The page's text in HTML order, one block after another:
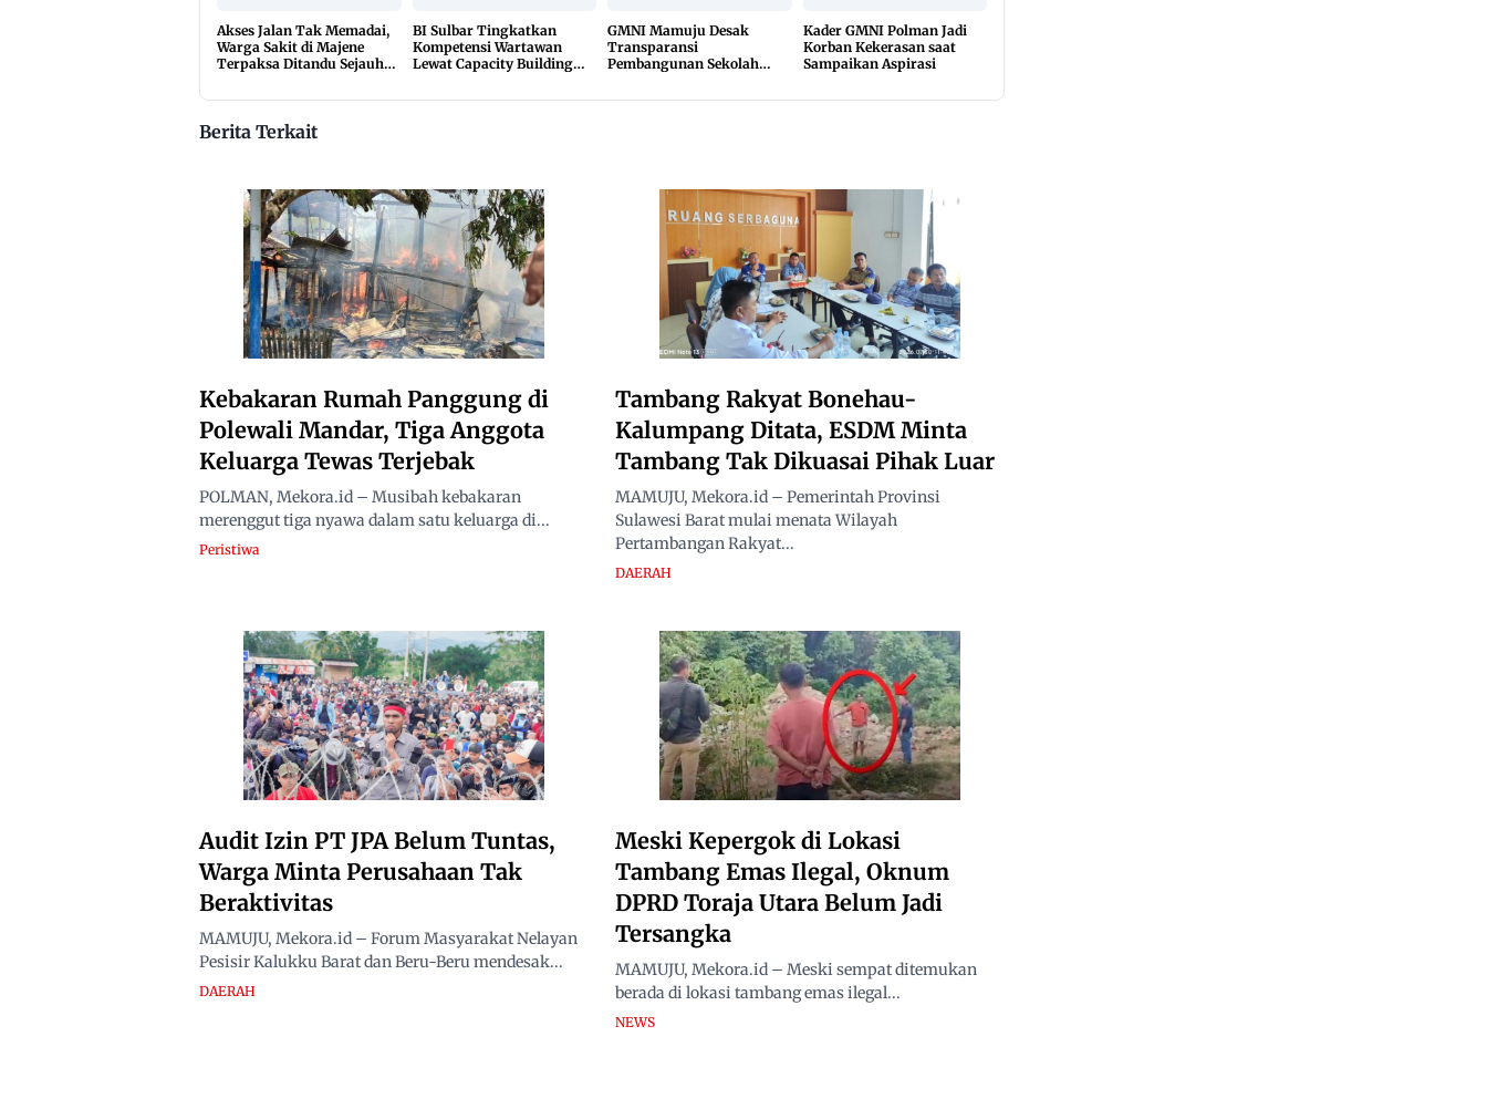
Akses Jalan Tak Memadai,
Warga Sakit di Majene
Terpaksa Ditandu Sejauh
BI Sulbar Tingkatkan
Kompetensi Wartawan
Lewat Capacity Building
GMNI Mamuju Desak
Transparansi
Pembangunan Sekolah
Material Dibuka
Kader GMNI Polman Jadi
Korban Kekerasan saat
Sampaikan Aspirasi
Berita Terkait
Kebakaran Rumah Panggung di
Polewali Mandar, Tiga Anggota
Keluarga Tewas Terjebak
POLMAN, Mekora.id – Musibah kebakaran
merenggut tiga nyawa dalam satu keluarga di...
Peristiwa
Tambang Rakyat Bonehau-
Kalumpang Ditata, ESDM Minta
Tambang Tak Dikuasai Pihak Luar
MAMUJU, Mekora.id – Pemerintah Provinsi
Sulawesi Barat mulai menata Wilayah
Pertambangan Rakyat...
DAERAH
Audit Izin PT JPA Belum Tuntas,
Warga Minta Perusahaan Tak
Beraktivitas
MAMUJU, Mekora.id – Forum Masyarakat Nelayan
Pesisir Kalukku Barat dan Beru-Beru mendesak...
DAERAH
Meski Kepergok di Lokasi
Tambang Emas Ilegal, Oknum
DPRD Toraja Utara Belum Jadi
Tersangka
MAMUJU, Mekora.id – Meski sempat ditemukan
berada di lokasi tambang emas ilegal...
NEWS